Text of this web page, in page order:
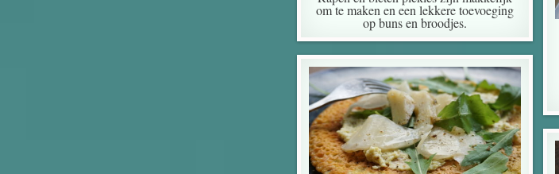
om te maken en een lekkere toevoeging
op buns en broodjes.